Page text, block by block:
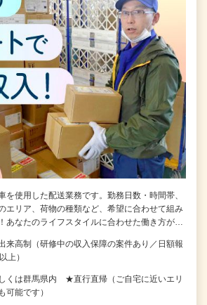
を使用した配送業務です。勤務日数・時間帯、
エリア、荷物の種類など、希望に合わせて組み
あなたのライフスタイルに合わせた働き方が…
高制（研修中の収入保障の案件あり／日額報
上）
くは群馬県内 ★直行直帰（ご自宅に近いエリ
可能です）